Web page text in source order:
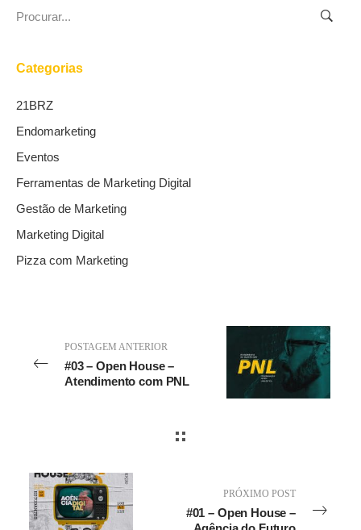
for:
Categorias
21BRZ
Endomarketing
Eventos
Ferramentas de Marketing Digital
Gestão de Marketing
Marketing Digital
Pizza com Marketing
POSTAGEM ANTERIOR
#03 – Open House –
Atendimento com PNL
PRÓXIMO POST
#01 – Open House –